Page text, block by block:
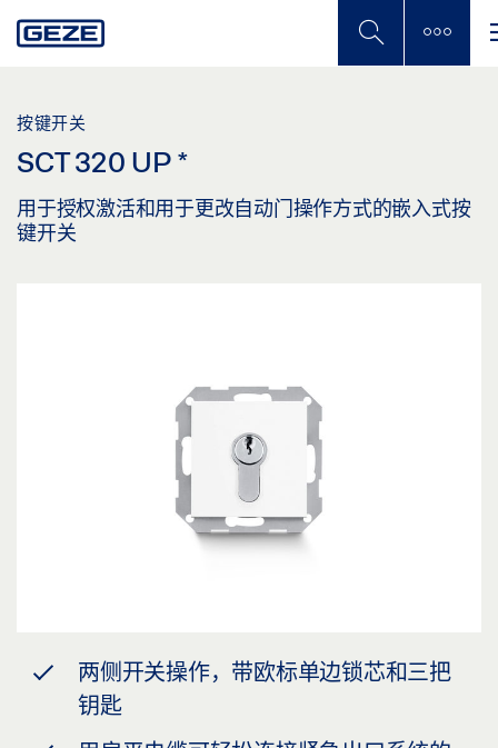
to
按键开关
SCT 320 UP *
用于授权激活和用于更改自动门操作方式的嵌入式按
键开关
两侧开关操作，带欧标单边锁芯和三把
钥匙